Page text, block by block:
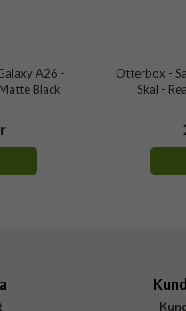
A26 -
Black
Otterbox -
Skal -